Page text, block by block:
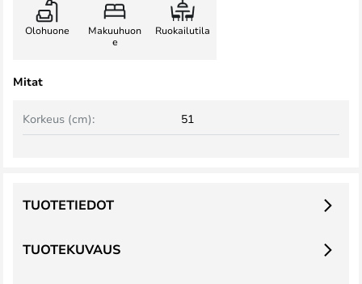
Olohuone
Makuuhuon
e
Ruokailutila
Mitat
Korkeus (cm): 51
TUOTEKUVAUS
TUOTETIEDOT